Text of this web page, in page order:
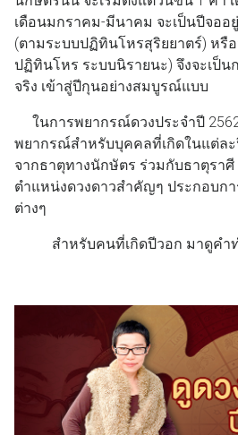
เดือนมกราคม-มีนาคม จะเป็นปีจออ
(ตามระบบปฏิทินโหรสุริยยาตร์) หรื
ปฏิทินโหร ระบบนิรายนะ) จึงจะเป็
จริง เข้าสู่ปีกุนอย่างสมบูรณ์แบบ
ในการพยากรณ์ดวงประจำปี
พยากรณ์สำหรับบุคคลที่เกิดในแต่ล
จากธาตุทางนักษัตร ร่วมกับธาตุรา
ตำแหน่งดวงดาวสำคัญๆ ประกอบ
ต่างๆ
สำหรับคนที่เกิดปีวอก มาดูคำ